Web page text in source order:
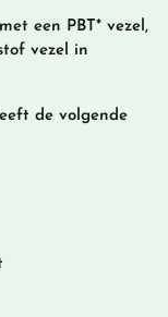
een PBT* vezel,
vezel in
de volgende